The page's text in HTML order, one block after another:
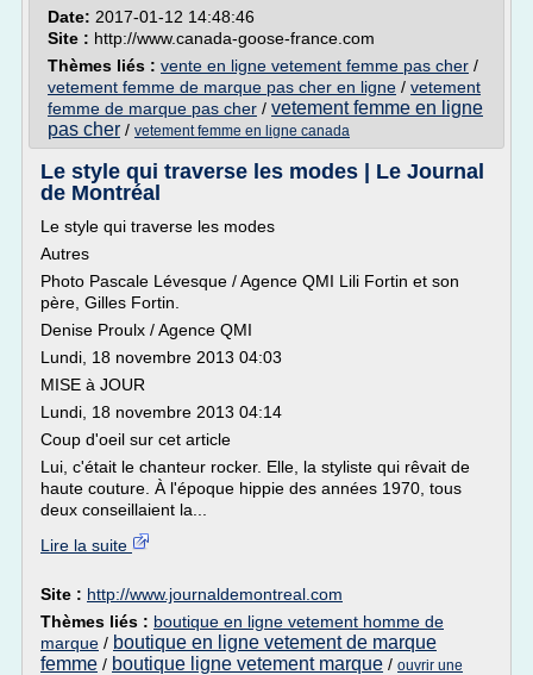
Date: 2017-01-12 14:48:46
Site : http://www.canada-goose-france.com
Thèmes liés : vente en ligne vetement femme pas cher /
vetement femme de marque pas cher en ligne / vetement
femme de marque pas cher / vetement femme en ligne
pas cher / vetement femme en ligne canada
Le style qui traverse les modes | Le Journal
de Montréal
Le style qui traverse les modes
Autres
Photo Pascale Lévesque / Agence QMI Lili Fortin et son
père, Gilles Fortin.
Denise Proulx / Agence QMI
Lundi, 18 novembre 2013 04:03
MISE à JOUR
Lundi, 18 novembre 2013 04:14
Coup d'oeil sur cet article
Lui, c'était le chanteur rocker. Elle, la styliste qui rêvait de
haute couture. À l'époque hippie des années 1970, tous
deux conseillaient la...
Lire la suite
Site : http://www.journaldemontreal.com
Thèmes liés : boutique en ligne vetement homme de
marque / boutique en ligne vetement de marque
femme / boutique ligne vetement marque / ouvrir une